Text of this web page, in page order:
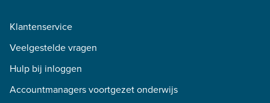
Klantenservice
Veelgestelde vragen
Hulp bij inloggen
Accountmanagers voortgezet onderwijs